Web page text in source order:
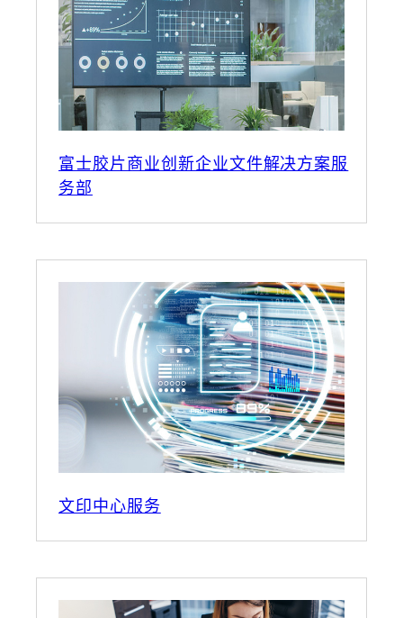
富士胶片商业创新企业文件解决方案服
务部
文印中心服务